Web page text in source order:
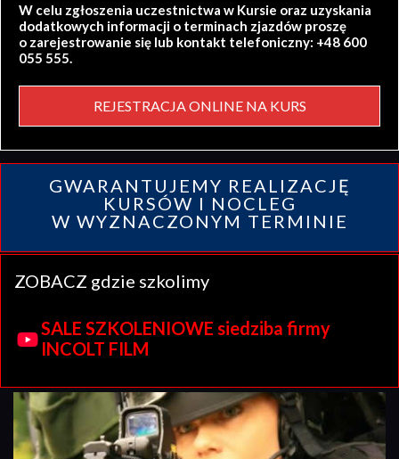
W celu zgłoszenia uczestnictwa w Kursie oraz uzyskania
dodatkowych informacji o terminach zjazdów proszę
o zarejestrowanie się lub kontakt telefoniczny: +48 600
055 555.
REJESTRACJA ONLINE NA KURS
GWARANTUJEMY REALIZACJĘ
KURSÓW I NOCLEG
W WYZNACZONYM TERMINIE
ZOBACZ gdzie szkolimy
SALE SZKOLENIOWE siedziba firmy
INCOLT FILM